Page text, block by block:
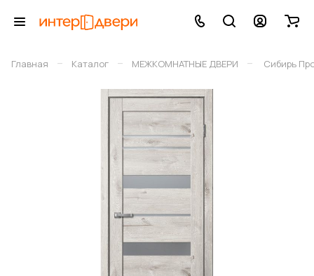
Главная – Каталог – МЕЖКОМНАТНЫЕ ДВЕРИ – Сибирь